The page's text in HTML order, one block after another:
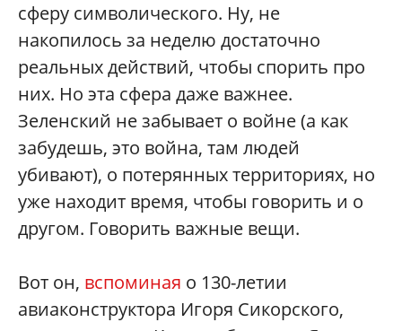
сферу символического. Ну, не
накопилось за неделю достаточно
реальных действий, чтобы спорить про
них. Но эта сфера даже важнее.
Зеленский не забывает о войне (а как
забудешь, это война, там людей
убивают), о потерянных территориях, но
уже находит время, чтобы говорить и о
другом. Говорить важные вещи.
Вот он, вспоминая о 130-летии
авиаконструктора Игоря Сикорского,